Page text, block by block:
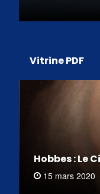
Vitrine PDF
Hobbes : Le
15 mars 2020